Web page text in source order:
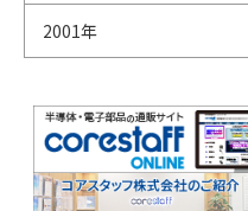
2001年